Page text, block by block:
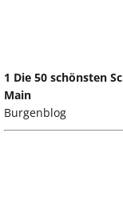
1 Die 50 schönsten
Main
Burgenblog